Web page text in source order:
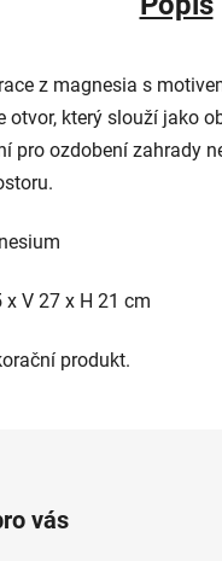
z magnesia s
otvor, který slouží jako
pro ozdobení zahrady
x V 27 x H 21 cm
produkt.
vás